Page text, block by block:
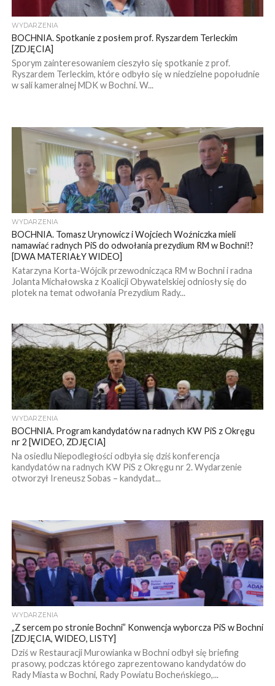
WYDARZENIA
BOCHNIA. Spotkanie z posłem prof. Ryszardem Terleckim
[ZDJĘCIA]
Sporym zainteresowaniem cieszyło się spotkanie z prof.
Ryszardem Terleckim, które odbyło się w niedzielne popołudnie
w sali kameralnej MDK w Bochni. W...
WYDARZENIA
BOCHNIA. Tomasz Urynowicz i Wojciech Woźniczka mieli
namawiać radnych PiS do odwołania prezydium RM w Bochni!?
[DWA MATERIAŁY WIDEO]
Katarzyna Korta-Wójcik przewodnicząca RM w Bochni i radna
Jolanta Michałowska z Koalicji Obywatelskiej odniosły się do
plotek na temat odwołania Prezydium Rady...
WYDARZENIA
BOCHNIA. Program kandydatów na radnych KW PiS z Okręgu
nr 2 [WIDEO, ZDJĘCIA]
Na osiedlu Niepodległości odbyła się dziś konferencja
kandydatów na radnych KW PiS z Okręgu nr 2. Wydarzenie
otworzył Ireneusz Sobas – kandydat...
WYDARZENIA
„Z sercem po stronie Bochni” Konwencja wyborcza PiS w Bochni
[ZDJĘCIA, WIDEO, LISTY]
Dziś w Restauracji Murowianka w Bochni odbył się briefing
prasowy, podczas którego zaprezentowano kandydatów do
Rady Miasta w Bochni, Rady Powiatu Bocheńskiego,...